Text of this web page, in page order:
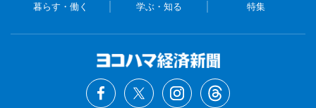
暮らす・働く 学ぶ・知る 特集